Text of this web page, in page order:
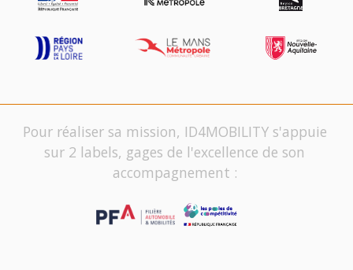
Pour réaliser sa mission, ID4MOBILITY s'appuie
sur 2 labels, gages de l'excellence de son
accompagnement :